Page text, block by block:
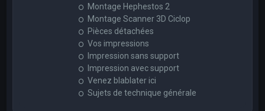
Montage Hephestos 2
Montage Scanner 3D Ciclop
Pièces détachées
Vos impressions
Impression sans support
Impression avec support
Venez blablater ici
Sujets de technique générale